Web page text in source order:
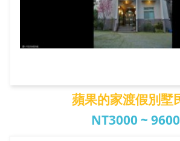
蘋果的家渡假別墅
NT3000 ~ 9600